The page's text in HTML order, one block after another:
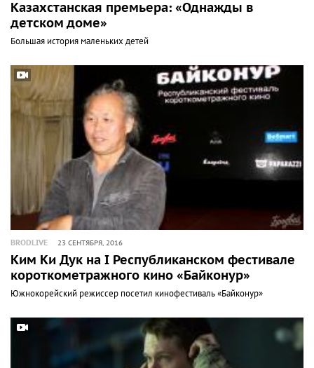
Казахстанская премьера: «Однажды в
детском доме»
Большая история маленьких детей
BRODLIVE 23 СЕНТЯБРЯ, 2016
Ким Ки Дук на I Республиканском фестивале
короткометражного кино «Байконур»
Южнокорейский режиссер посетил кинофестиваль «Байконур»